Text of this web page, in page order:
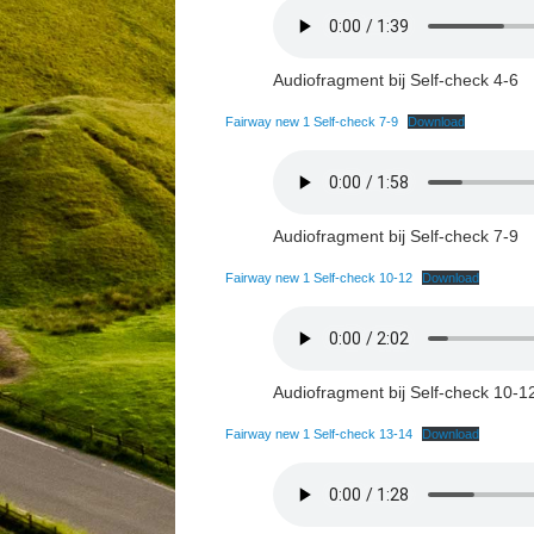
Audiofragment bij Self-check 4-6
Fairway new 1 Self-check 7-9 Download
Audiofragment bij Self-check 7-9
Fairway new 1 Self-check 10-12 Download
Audiofragment bij Self-check 10-
Fairway new 1 Self-check 13-14 Download